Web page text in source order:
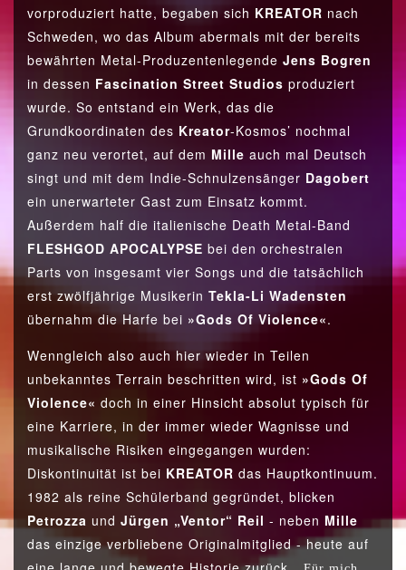
vorproduziert hatte, begaben sich KREATOR nach
Schweden, wo das Album abermals mit der bereits
bewährten Metal-Produzentenlegende Jens Bogren
in dessen Fascination Street Studios produziert
wurde. So entstand ein Werk, das die
Grundkoordinaten des Kreator-Kosmos’ nochmal
ganz neu verortet, auf dem Mille auch mal Deutsch
singt und mit dem Indie-Schnulzensänger Dagobert
ein unerwarteter Gast zum Einsatz kommt.
Außerdem half die italienische Death Metal-Band
FLESHGOD APOCALYPSE bei den orchestralen
Parts von insgesamt vier Songs und die tatsächlich
erst zwölfjährige Musikerin Tekla-Li Wadensten
übernahm die Harfe bei »Gods Of Violence«.
Wenngleich also auch hier wieder in Teilen
unbekanntes Terrain beschritten wird, ist »Gods Of
Violence« doch in einer Hinsicht absolut typisch für
eine Karriere, in der immer wieder Wagnisse und
musikalische Risiken eingegangen wurden:
Diskontinuität ist bei KREATOR das Hauptkontinuum.
1982 als reine Schülerband gegründet, blicken
Petrozza und Jürgen „Ventor“ Reil - neben Mille
das einzige verbliebene Originalmitglied - heute auf